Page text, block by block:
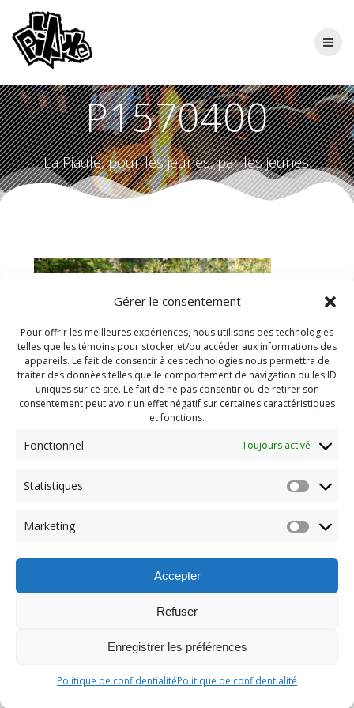
Gérer le consentement
Pour offrir les meilleures expériences, nous utilisons des technologies
telles que les témoins pour stocker et/ou accéder aux informations des
appareils. Le fait de consentir à ces technologies nous permettra de
traiter des données telles que le comportement de navigation ou les ID
uniques sur ce site. Le fait de ne pas consentir ou de retirer son
consentement peut avoir un effet négatif sur certaines caractéristiques
et fonctions.
Fonctionnel Toujours activé
Statistiques
Marketing
Accepter
Refuser
Enregistrer les préférences
Politique de confidentialitéPolitique de confidentialité
P1570400
La Piaule, pour les jeunes, par les jeunes.
Navigation
de
l'article
Previous
P1570400
© 2026 Maison des Jeunes de Boucherville.